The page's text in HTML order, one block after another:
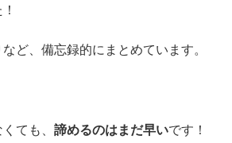
ど、備忘録的にまとめています。
ても、 諦めるのはまだ早いです！